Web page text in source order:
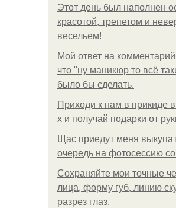
Этот день был наполнен
красотой, трепетом и
весельем!
Мой ответ на
что "ну маникюр то всё
было бы сделать.
Приходи к нам в прикиде
х и получай подарки от
Щас приедут меня
очередь на фотосессию
Сохраняйте мои точные
лица, форму губ, линию
разрез глаз.